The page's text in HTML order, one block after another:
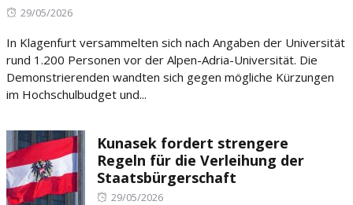
Posted
29/05/2026
In Klagenfurt versammelten sich nach Angaben der Universität
rund 1.200 Personen vor der Alpen-Adria-Universität. Die
Demonstrierenden wandten sich gegen mögliche Kürzungen
im Hochschulbudget und...
Kunasek fordert strengere
Regeln für die Verleihung der
Staatsbürgerschaft
Posted
29/05/2026